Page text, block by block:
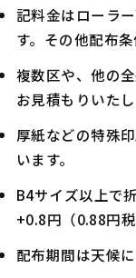
記料金はローラ
す。その他配布
複数区や、他の
お見積もりいたし
厚紙などの特殊
います。
B4サイズ以上で
+0.8円（0.88円
配布期間は天候